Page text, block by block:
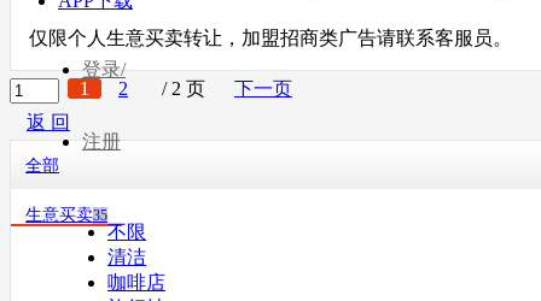
登录/
注册
仅限个人生意买卖转让，加盟招商类广告请联系客服员。
1 2 / 2 页
下一页
返 回
全部
生意买卖35
不限
清洁
咖啡店